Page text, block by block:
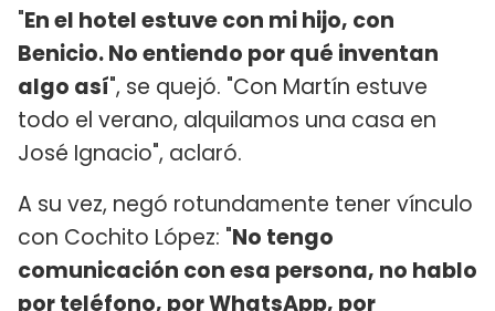
"En el hotel estuve con mi hijo, con
Benicio. No entiendo por qué inventan
algo así", se quejó. "Con Martín estuve
todo el verano, alquilamos una casa en
José Ignacio", aclaró.
A su vez, negó rotundamente tener vínculo
con Cochito López: "No tengo
comunicación con esa persona, no hablo
por teléfono, por WhatsApp, por